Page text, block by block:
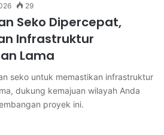
29
Seko Dipercepat,
Infrastruktur
Lama
seko untuk memastikan infrastruktur
dukung kemajuan wilayah Anda
proyek ini.